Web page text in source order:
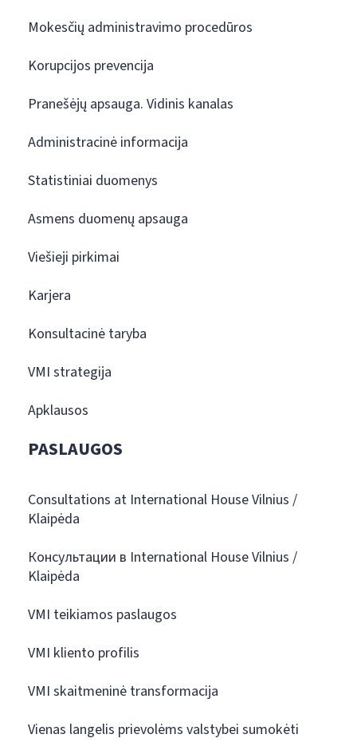
Mokesčių administravimo procedūros
Korupcijos prevencija
Pranešėjų apsauga. Vidinis kanalas
Administracinė informacija
Statistiniai duomenys
Asmens duomenų apsauga
Viešieji pirkimai
Karjera
Konsultacinė taryba
VMI strategija
Apklausos
PASLAUGOS
Consultations at International House Vilnius /
Klaipėda
Консультации в International House Vilnius /
Klaipėda
VMI teikiamos paslaugos
VMI kliento profilis
VMI skaitmeninė transformacija
Vienas langelis prievolėms valstybei sumokėti